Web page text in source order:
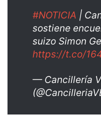
#NOTICIA |
sostiene
suizo Simon
https://t.co/
— Cancillería